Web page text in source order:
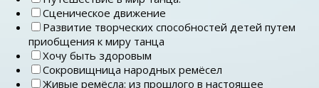
Сценическое движение
Развитие творческих способностей детей путем
приобщения к миру танца
Хочу быть здоровым
Сокровищница народных ремёсел
Живые ремёсла: из прошлого в настоящее